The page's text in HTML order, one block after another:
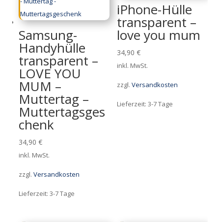
Samsung-
Handyhülle
transparent –
LOVE YOU
MUM –
Muttertag –
Muttertagsges
chenk
34,90 €
inkl. MwSt.
zzgl. Versandkosten
Lieferzeit: 3-7 Tage
iPhone-Hülle
transparent –
love you mum
34,90€
inkl. MwSt.
zzgl.Versandkosten
Lieferzeit:3-7 Tage